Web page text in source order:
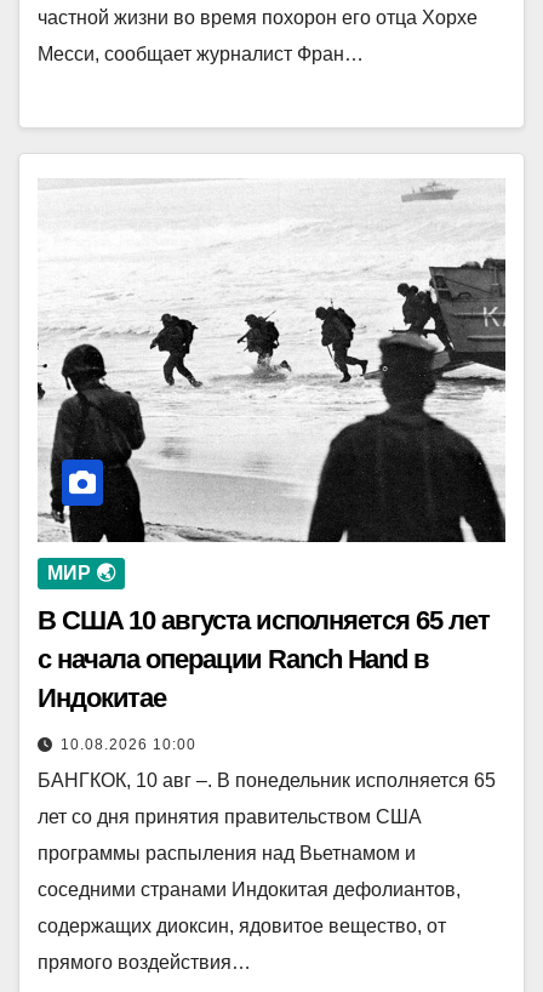
частной жизни во время похорон его отца Хорхе
Месси, сообщает журналист Фран…
МИР 🌏
В США 10 августа исполняется 65 лет
с начала операции Ranch Hand в
Индокитае
10.08.2026 10:00
БАНГКОК, 10 авг –. В понедельник исполняется 65
лет со дня принятия правительством США
программы распыления над Вьетнамом и
соседними странами Индокитая дефолиантов,
содержащих диоксин, ядовитое вещество, от
прямого воздействия…